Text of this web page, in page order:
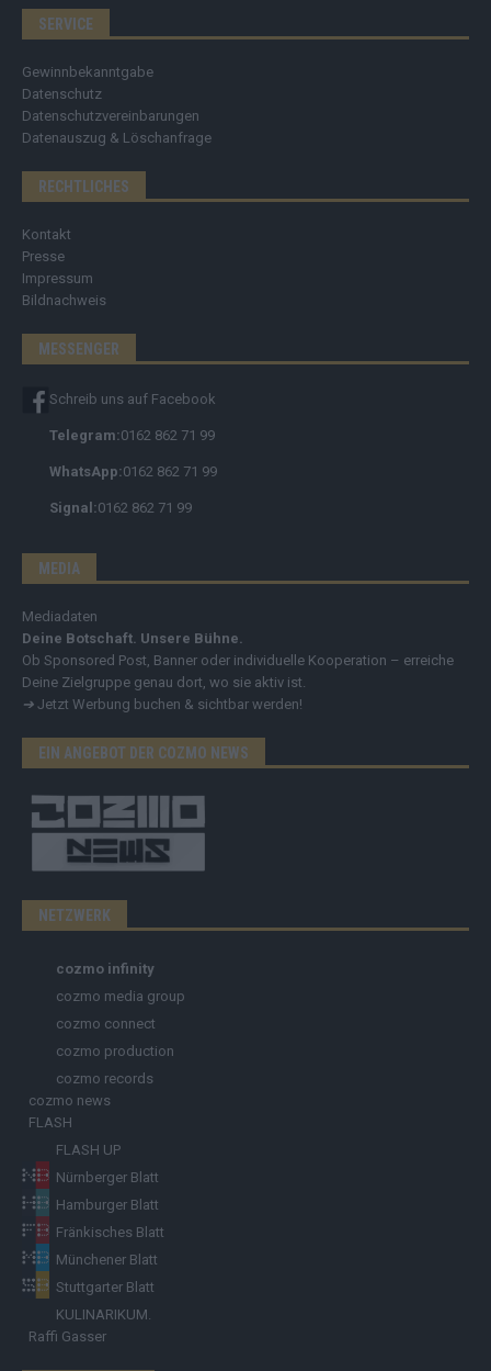
SERVICE
Gewinnbekanntgabe
Datenschutz
Datenschutzvereinbarungen
Datenauszug & Löschanfrage
RECHTLICHES
Kontakt
Presse
Impressum
Bildnachweis
MESSENGER
Schreib uns auf Facebook
Telegram:0162 862 71 99
WhatsApp:0162 862 71 99
Signal:0162 862 71 99
MEDIA
Mediadaten
Deine Botschaft. Unsere Bühne.
Ob Sponsored Post, Banner oder individuelle Kooperation – erreiche
Deine Zielgruppe genau dort, wo sie aktiv ist.
➔ Jetzt Werbung buchen & sichtbar werden!
EIN ANGEBOT DER COZMO NEWS
NETZWERK
cozmo infinity
cozmo media group
cozmo connect
cozmo production
cozmo records
cozmo news
FLASH
FLASH UP
Nürnberger Blatt
Hamburger Blatt
Fränkisches Blatt
Münchener Blatt
Stuttgarter Blatt
KULINARIKUM.
Raffi Gasser